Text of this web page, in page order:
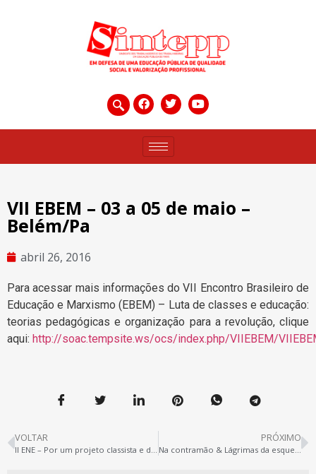
VII EBEM – 03 a 05 de maio –
Belém/Pa
abril 26, 2016
Para acessar mais informações do VII Encontro Brasileiro de
Educação e Marxismo (EBEM) – Luta de classes e educação:
teorias pedagógicas e organização para a revolução, clique
aqui: http://soac.tempsite.ws/ocs/index.php/VIIEBEM/
VOLTAR
II ENE – Por um projeto classista e democrático de Educação abre inscrições. Fique atento (a)
PRÓXIMO
Na contramão & Lágrimas da esquerda